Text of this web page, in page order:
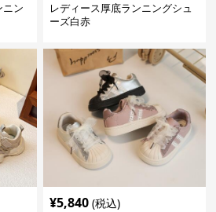
ン
レディース厚底ランニングシュ
ーズ白赤
¥5,840 (税込)